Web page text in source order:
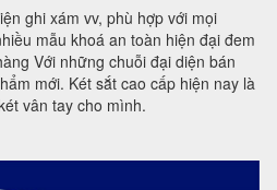
ghi xám vv, phù hợp với mọi
mẫu khoá an toàn hiện đại đem
Với những chuỗi đại diện bán
mới. Két sắt cao cấp hiện nay là
vân tay cho mình.